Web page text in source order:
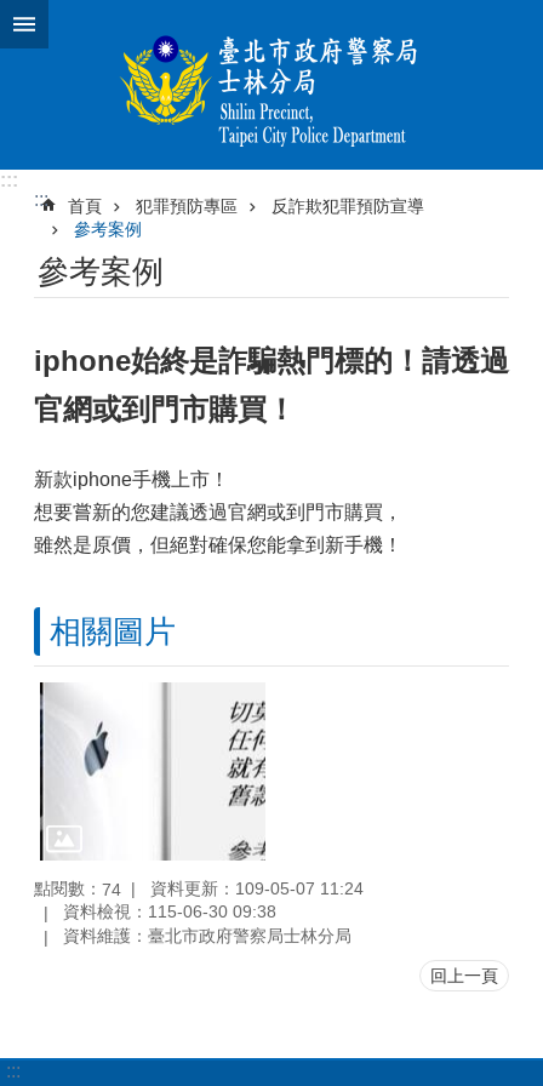
跳到主要內容區塊
:::
:::
首頁 犯罪預防專區
反詐欺犯罪預防宣導
參考案例
參考案例
iphone始終是詐騙熱門標的！請透過
官網或到門市購買！
新款iphone手機上市！
想要嘗新的您建議透過官網或到門市購買，
雖然是原價，但絕對確保您能拿到新手機！
相關圖片
點閱數： 74
資料更新：109-05-07 11:24
資料檢視：115-06-30 09:38
資料維護：臺北市政府警察局士林分局
回上一頁
:::